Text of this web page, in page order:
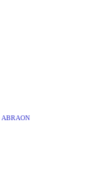
ABRAON